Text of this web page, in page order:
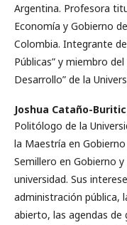
Argentina. Profesora
Economía y Gobierno
Colombia. Integrante
Públicas” y miembro
Desarrollo” de la
Joshua Cataño-
Politólogo de la
la Maestría en
Semillero en Gobierno
universidad. Sus
administración pública,
abierto, las agendas